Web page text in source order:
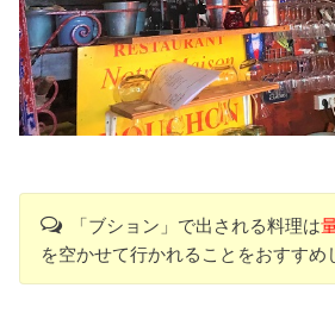
「ブション」で出される料理は
を空かせて行かれることをおすすめ